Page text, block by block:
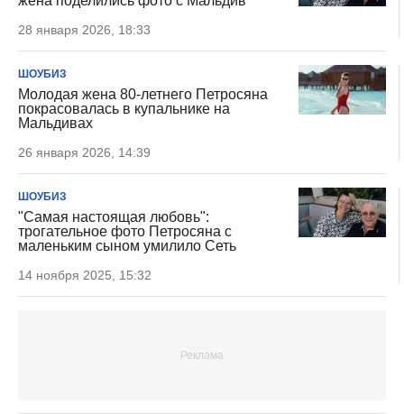
28 января 2026, 18:33
ШОУБИЗ
Молодая жена 80-летнего Петросяна
покрасовалась в купальнике на
Мальдивах
26 января 2026, 14:39
ШОУБИЗ
"Самая настоящая любовь":
трогательное фото Петросяна с
маленьким сыном умилило Сеть
14 ноября 2025, 15:32